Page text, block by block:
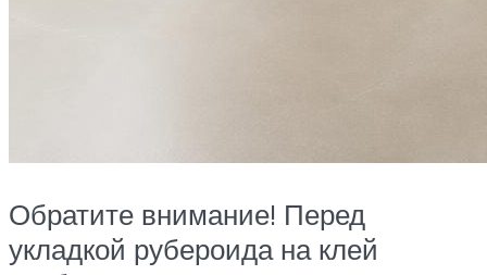
Обратите внимание! Перед
укладкой рубероида на клей